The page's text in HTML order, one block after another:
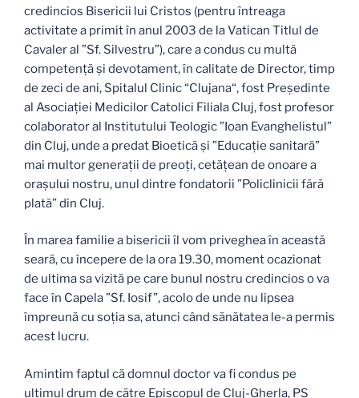
credincios Bisericii lui Cristos (pentru întreaga
activitate a primit în anul 2003 de la Vatican Titlul de
Cavaler al ”Sf. Silvestru”), care a condus cu multă
competenţă şi devotament, în calitate de Director, timp
de zeci de ani, Spitalul Clinic “Clujana“, fost Președinte
al Asociației Medicilor Catolici Filiala Cluj, fost profesor
colaborator al Institutului Teologic ”Ioan Evanghelistul”
din Cluj, unde a predat Bioetică și ”Educație sanitară”
mai multor generații de preoți, cetățean de onoare a
orașului nostru, unul dintre fondatorii ”Policlinicii fără
plată” din Cluj.
În marea familie a bisericii îl vom priveghea în această
seară, cu începere de la ora 19.30, moment ocazionat
de ultima sa vizită pe care bunul nostru credincios o va
face în Capela ”Sf. Iosif”, acolo de unde nu lipsea
împreună cu soția sa, atunci când sănătatea le-a permis
acest lucru.
Amintim faptul că domnul doctor va fi condus pe
ultimul drum de către Episcopul de Cluj-Gherla, PS